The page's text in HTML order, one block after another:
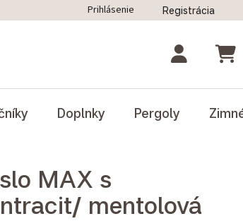
Odstúpenie od zmluvy
Prihlásenie Registrácia
Doplnky Pergoly
MAX s
mentolová